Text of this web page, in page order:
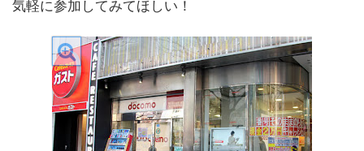
気軽に参加してみてほしい！